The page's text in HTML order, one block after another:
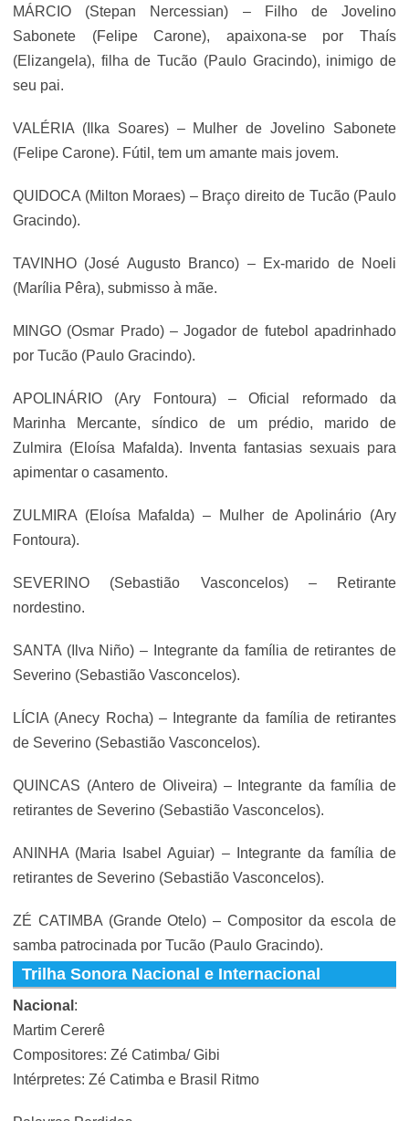
MÁRCIO (Stepan Nercessian) – Filho de Jovelino
Sabonete (Felipe Carone), apaixona-se por Thaís
(Elizangela), filha de Tucão (Paulo Gracindo), inimigo de
seu pai.
VALÉRIA (Ilka Soares) – Mulher de Jovelino Sabonete
(Felipe Carone). Fútil, tem um amante mais jovem.
QUIDOCA (Milton Moraes) – Braço direito de Tucão (Paulo
Gracindo).
TAVINHO (José Augusto Branco) – Ex-marido de Noeli
(Marília Pêra), submisso à mãe.
MINGO (Osmar Prado) – Jogador de futebol apadrinhado
por Tucão (Paulo Gracindo).
APOLINÁRIO (Ary Fontoura) – Oficial reformado da
Marinha Mercante, síndico de um prédio, marido de
Zulmira (Eloísa Mafalda). Inventa fantasias sexuais para
apimentar o casamento.
ZULMIRA (Eloísa Mafalda) – Mulher de Apolinário (Ary
Fontoura).
SEVERINO (Sebastião Vasconcelos) – Retirante
nordestino.
SANTA (Ilva Niño) – Integrante da família de retirantes de
Severino (Sebastião Vasconcelos).
LÍCIA (Anecy Rocha) – Integrante da família de retirantes
de Severino (Sebastião Vasconcelos).
QUINCAS (Antero de Oliveira) – Integrante da família de
retirantes de Severino (Sebastião Vasconcelos).
ANINHA (Maria Isabel Aguiar) – Integrante da família de
retirantes de Severino (Sebastião Vasconcelos).
ZÉ CATIMBA (Grande Otelo) – Compositor da escola de
samba patrocinada por Tucão (Paulo Gracindo).
Trilha Sonora Nacional e Internacional
Nacional :
Martim Cererê
Compositores: Zé Catimba/ Gibi
Intérpretes: Zé Catimba e Brasil Ritmo